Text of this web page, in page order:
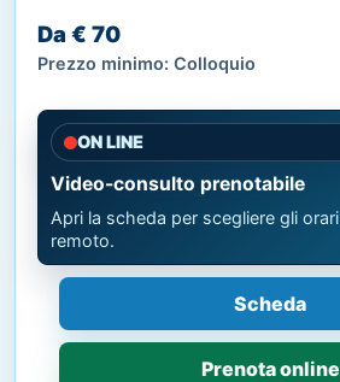
Da € 70
Prezzo minimo: Colloquio
ON LINE
Video-consulto prenotabile
Apri la scheda per scegliere gli
remoto.
Scheda
Prenota online